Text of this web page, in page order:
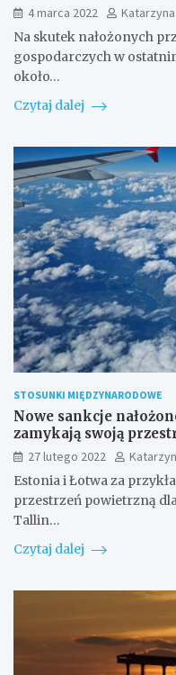
4 marca 2022
Na skutek nałożonych
gospodarczych w
około…
Czytaj dalej
STOSUNKI MIĘDZYNARODOWE
Nowe sankcje
zamykają swoją
27 lutego 2022
Estonia i Łotwa za
przestrzeń powietrzną
Tallin…
Czytaj dalej